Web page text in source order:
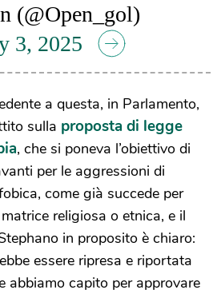
(@Open_gol)
3, 2025
a questa, in Parlamento,
sulla proposta di legge
, che si poneva l’obiettivo di
per le aggressioni di
come già succede per
religiosa o etnica, e il
in proposito è chiaro:
essere ripresa e riportata
abbiamo capito per approvare